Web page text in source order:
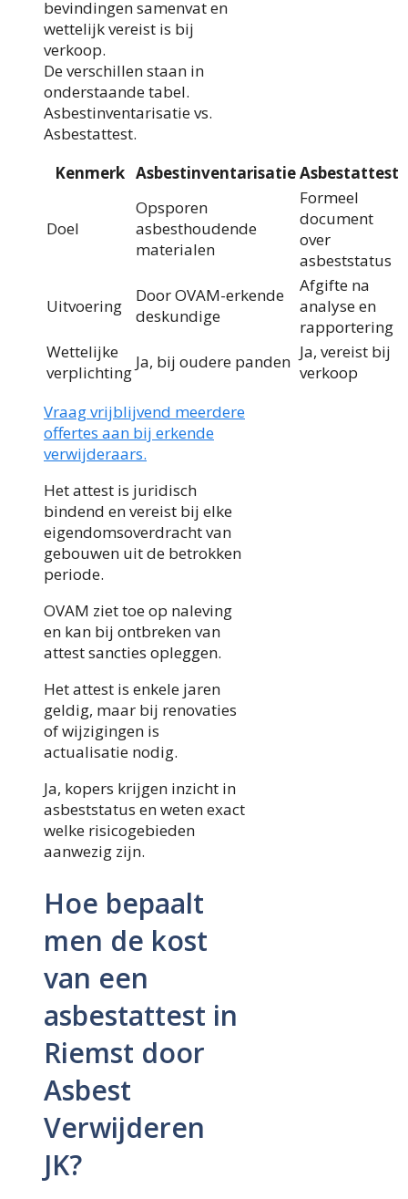
bevindingen samenvat en
wettelijk vereist is bij
verkoop.
De verschillen staan in
onderstaande tabel.
Asbestinventarisatie vs.
Asbestattest.
Kenmerk AsbestinventarisatieAsbestattest
Doel
Opsporen
asbesthoudende
materialen
Formeel
document
over
asbeststatus
Uitvoering
Door OVAM-erkende
deskundige
Afgifte na
analyse en
rapportering
Wettelijke
verplichting
Ja, bij oudere panden Ja, vereist bij
verkoop
Vraag vrijblijvend meerdere
offertes aan bij erkende
verwijderaars.
Het attest is juridisch
bindend en vereist bij elke
eigendomsoverdracht van
gebouwen uit de betrokken
periode.
OVAM ziet toe op naleving
en kan bij ontbreken van
attest sancties opleggen.
Het attest is enkele jaren
geldig, maar bij renovaties
of wijzigingen is
actualisatie nodig.
Ja, kopers krijgen inzicht in
asbeststatus en weten exact
welke risicogebieden
aanwezig zijn.
Hoe bepaalt
men de kost
van een
asbestattest in
Riemst door
Asbest
Verwijderen
JK?